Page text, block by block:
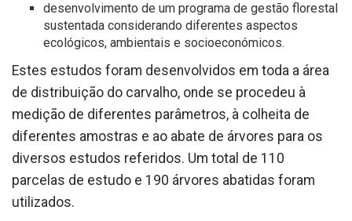
desenvolvimento de um programa de gestão florestal
sustentada considerando diferentes aspectos
ecológicos, ambientais e socioeconómicos.
Estes estudos foram desenvolvidos em toda a área
de distribuição do carvalho, onde se procedeu à
medição de diferentes parâmetros, à colheita de
diferentes amostras e ao abate de árvores para os
diversos estudos referidos. Um total de 110
parcelas de estudo e 190 árvores abatidas foram
utilizados.